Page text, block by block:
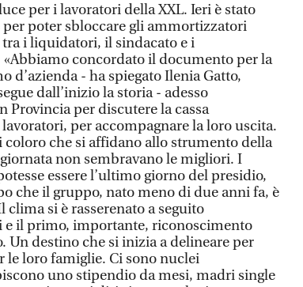
per i lavoratori della XXL. Ieri è stato
poter sbloccare gli ammortizzatori
i liquidatori, il sindacato e i
concordato il documento per la
d’azienda - ha spiegato Ilenia Gatto,
dall’inizio la storia - adesso
Provincia per discutere la cassa
per accompagnare la loro uscita.
che si affidano allo strumento della
non sembravano le migliori. I
essere l’ultimo giorno del presidio,
che il gruppo, nato meno di due anni fa, è
si è rasserenato a seguito
il primo, importante, riconoscimento
destino che si inizia a delineare per
le loro famiglie. Ci sono nuclei
uno stipendio da mesi, madri single